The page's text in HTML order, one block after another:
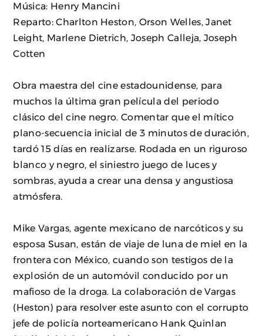
Música: Henry Mancini
Reparto: Charlton Heston, Orson Welles, Janet
Leight, Marlene Dietrich, Joseph Calleja, Joseph
Cotten
Obra maestra del cine estadounidense, para
muchos la última gran película del periodo
clásico del cine negro. Comentar que el mítico
plano-secuencia inicial de 3 minutos de duración,
tardó 15 días en realizarse. Rodada en un riguroso
blanco y negro, el siniestro juego de luces y
sombras, ayuda a crear una densa y angustiosa
atmósfera.
Mike Vargas, agente mexicano de narcóticos y su
esposa Susan, están de viaje de luna de miel en la
frontera con México, cuando son testigos de la
explosión de un automóvil conducido por un
mafioso de la droga. La colaboración de Vargas
(Heston) para resolver este asunto con el corrupto
jefe de policía norteamericano Hank Quinlan